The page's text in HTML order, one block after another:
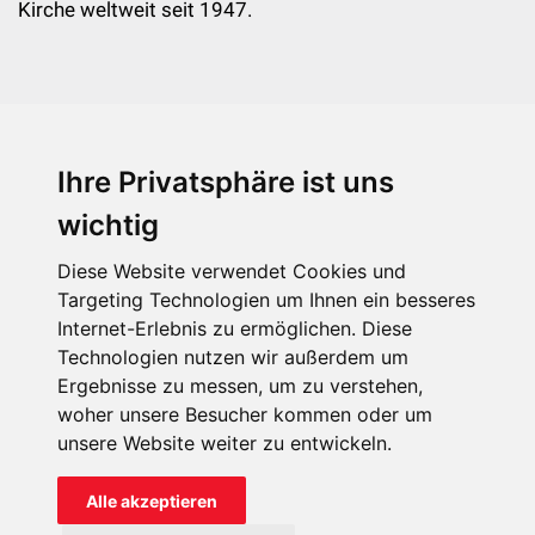
Ihre Privatsphäre ist uns
wichtig
Diese Website verwendet Cookies und
Targeting Technologien um Ihnen ein besseres
Internet-Erlebnis zu ermöglichen. Diese
Technologien nutzen wir außerdem um
Ergebnisse zu messen, um zu verstehen,
woher unsere Besucher kommen oder um
unsere Website weiter zu entwickeln.
Alle akzeptieren
Kirche weltweit seit 1947.
KIRCHE IN NOT - Österreich
kin@kircheinnot.at
KIN weltweit